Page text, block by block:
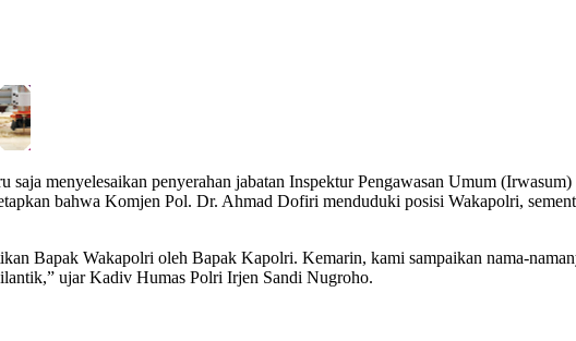
menyelesaikan penyerahan jabatan Inspektur Pengawasan Umum
bahwa Komjen Pol. Dr. Ahmad Dofiri menduduki posisi Wakapolri,
Bapak Wakapolri oleh Bapak Kapolri. Kemarin, kami sampaikan nama-
ujar Kadiv Humas Polri Irjen Sandi Nugroho.